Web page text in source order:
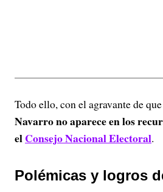
Todo ello, con el agravante de que
Navarro no aparece en los
elConsejo Nacional Electoral.
Polémicas y logros